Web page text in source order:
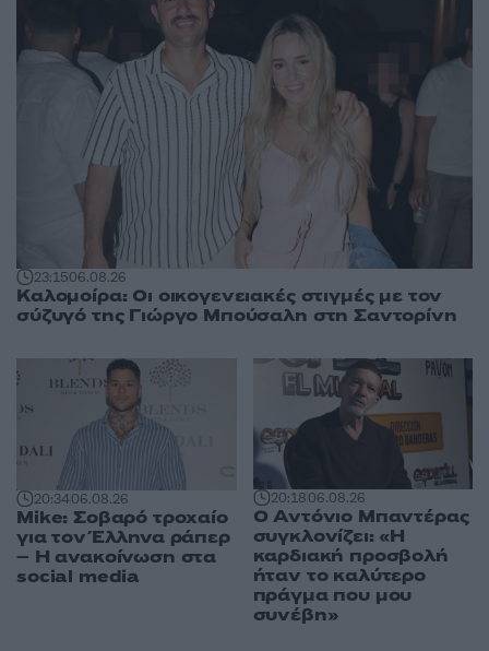
23:1506.08.26
Καλομοίρα: Οι οικογενειακές στιγμές με τον
σύζυγό της Γιώργο Μπούσαλη στη Σαντορίνη
20:3406.08.26
Mike: Σοβαρό τροχαίο
για τον Έλληνα ράπερ
– Η ανακοίνωση στα
social media
20:1806.08.26
Ο Αντόνιο Μπαντέρας
συγκλονίζει: «Η
καρδιακή προσβολή
ήταν το καλύτερο
πράγμα που μου
συνέβη»